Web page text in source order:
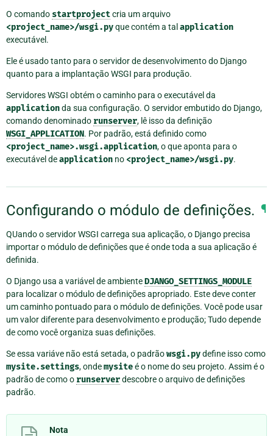
O comando startprojectcria um arquivo
<project_name>/wsgi.pyque contém a tal application
executável.
Ele é usado tanto para o servidor de desenvolvimento do Django
quanto para a implantação WSGI para produção.
Servidores WSGI obtém o caminho para o executável da
applicationda sua configuração. O servidor embutido do Django,
comando denominado runserver, lê isso da definição
WSGI_APPLICATION. Por padrão, está definido como
<project_name>.wsgi.application, o que aponta para o
executável deapplication no <project_name>/wsgi.py.
Configurando o módulo de definições. ¶
QUando o servidor WSGI carrega sua aplicação, o Django precisa
importar o módulo de definições que é onde toda a sua aplicação é
definida.
O Django usa a variável de ambienteDJANGO_SETTINGS_MODULE
para localizar o módulo de definições apropriado. Este deve conter
um caminho pontuado para o módulo de definições. Você pode usar
um valor diferente para desenvolvimento e produção; Tudo depende
de como você organiza suas definições.
Se essa variáve não está setada, o padrãowsgi.pydefine isso como
mysite.settings, ondemysiteé o nome do seu projeto. Assim é o
padrão de como o runserverdescobre o arquivo de definições
padrão.
Nota